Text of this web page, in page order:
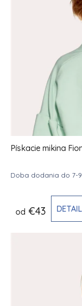
Pískacie mikina
Doba dodania do 7-9
od €43 DETAIL